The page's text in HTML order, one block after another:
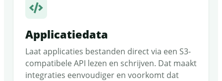
Applicatiedata
Laat applicaties bestanden direct via een S3-
compatibele API lezen en schrijven. Dat maakt
integraties eenvoudiger en voorkomt dat